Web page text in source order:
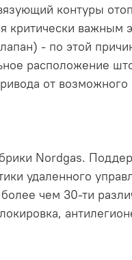
контуры
критически
- по этой
расположение
от
Nordgas.
удаленного
более чем 30-ти